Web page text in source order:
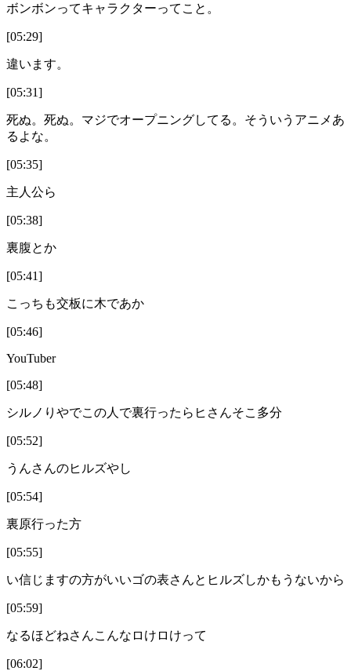
ボンボンってキャラクターってこと。
[05:29]
違います。
[05:31]
死ぬ。死ぬ。マジでオープニングしてる。そういうアニメあ
るよな。
[05:35]
主人公ら
[05:38]
裏腹とか
[05:41]
こっちも交板に木であか
[05:46]
YouTuber
[05:48]
シルノりやでこの人で裏行ったらヒさんそこ多分
[05:52]
うんさんのヒルズやし
[05:54]
裏原行った方
[05:55]
い信じますの方がいいゴの表さんとヒルズしかもうないから
[05:59]
なるほどねさんこんなロけロけって
[06:02]